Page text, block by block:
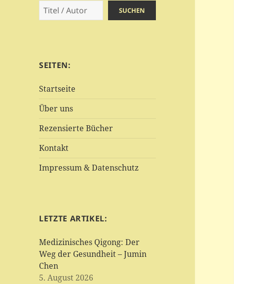
Suchen SUCHEN
SEITEN:
Startseite
Über uns
Rezensierte Bücher
Kontakt
Impressum & Datenschutz
LETZTE ARTIKEL:
Medizinisches Qigong: Der
Weg der Gesundheit – Jumin
Chen
5. August 2026